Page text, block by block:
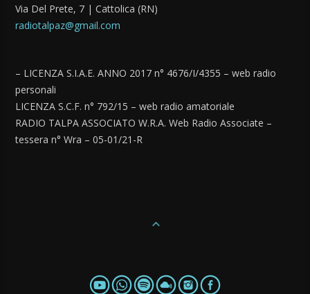
Via Del Prete, 7 | Cattolica (RN)
radiotalpaz@gmail.com
– LICENZA S.I.A.E. ANNO 2017 n° 4676/I/4355 – web radio
personali
LICENZA S.C.F. n° 792/15 – web radio amatoriale
RADIO TALPA ASSOCIATO W.R.A. Web Radio Associate –
tessera n° Wra – 05-01/21-R